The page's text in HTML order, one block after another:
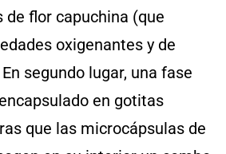
de flor capuchina (que
oxigenantes y de
segundo lugar, una fase
en gotitas
que las microcápsulas de